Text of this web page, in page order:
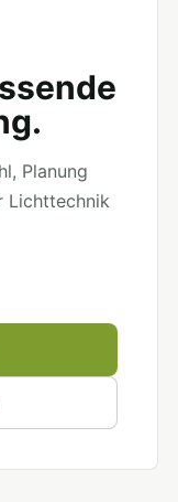
Planung
Lichttechnik